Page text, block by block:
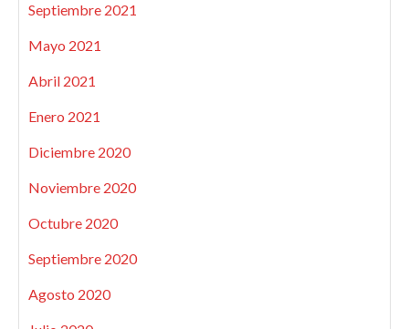
Septiembre 2021
Mayo 2021
Abril 2021
Enero 2021
Diciembre 2020
Noviembre 2020
Octubre 2020
Septiembre 2020
Agosto 2020